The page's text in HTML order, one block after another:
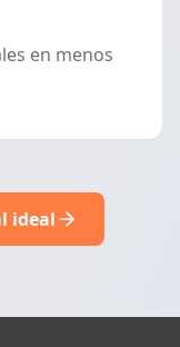
en menos
ideal